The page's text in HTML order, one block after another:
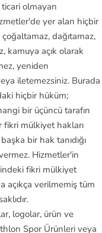
olmayan
yer alan hiçbir
dağıtamaz,
kamuya açık olarak
yeniden
iletemezsiniz. Burada
hiçbir hüküm;
bir üçüncü tarafın
fikri mülkiyet hakları
bir hak tanıdığı
Hizmetler'in
fikri mülkiyet
açıkça verilmemiş tüm
logolar, ürün ve
Spor Ürünleri veya